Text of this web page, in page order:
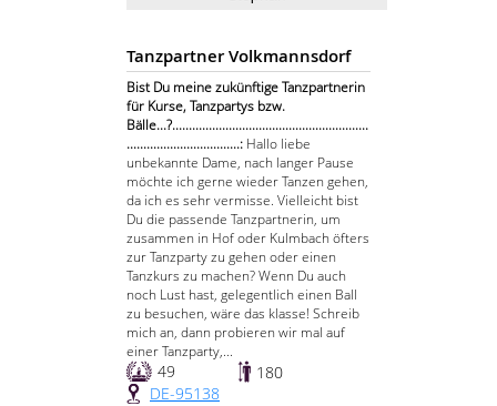
Tanzpartner Volkmannsdorf
Bist Du meine zukünftige Tanzpartnerin
für Kurse, Tanzpartys bzw.
Bälle...?...........................................................
..................................: Hallo liebe
unbekannte Dame, nach langer Pause
möchte ich gerne wieder Tanzen gehen,
da ich es sehr vermisse. Vielleicht bist
Du die passende Tanzpartnerin, um
zusammen in Hof oder Kulmbach öfters
zur Tanzparty zu gehen oder einen
Tanzkurs zu machen? Wenn Du auch
noch Lust hast, gelegentlich einen Ball
zu besuchen, wäre das klasse! Schreib
mich an, dann probieren wir mal auf
einer Tanzparty,...
49
180
DE-95138